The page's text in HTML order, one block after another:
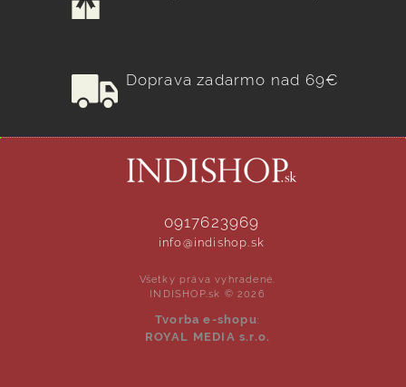
Doprava zadarmo nad 69€
0917623969
info@indishop.sk
Všetky práva vyhradené.
INDISHOP.sk © 2026
Tvorba e-shopu:
ROYAL MEDIA s.r.o.